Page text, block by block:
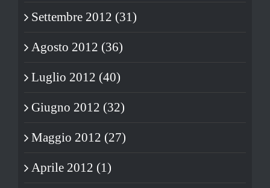
Settembre 2012 (31)
Agosto 2012 (36)
Luglio 2012 (40)
Giugno 2012 (32)
Maggio 2012 (27)
Aprile 2012 (1)